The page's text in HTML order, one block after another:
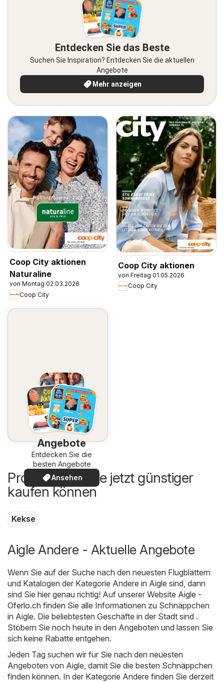
Entdecken Sie das Beste
Suchen Sie Inspiration? Entdecken Sie die aktuellen
Angebote
Mehr anzeigen
Coop City aktionen
Naturaline
von Montag 02.03.2026
Coop City
Coop City aktionen
von Freitag 01.05.2026
Coop City
Angebote
Entdecken Sie die
besten Angebote
Ansehen
Produkte, die Sie jetzt günstiger
kaufen können
Kekse
Aigle Andere - Aktuelle Angebote
Wenn Sie auf der Suche nach den neuesten Flugblättern
und Katalogen der Kategorie Andere in Aigle sind, dann
sind Sie hier genau richtig! Auf unserer Website Aigle -
Oferlo.ch finden Sie alle Informationen zu Schnäppchen
in Aigle. Die beliebtesten Geschäfte in der Stadt sind .
Stöbern Sie noch heute in den Angeboten und lassen Sie
sich keine Rabatte entgehen.
Jeden Tag suchen wir für Sie nach den neuesten
Angeboten von Aigle, damit Sie die besten Schnäppchen
finden können. In der Kategorie Andere finden Sie derzeit